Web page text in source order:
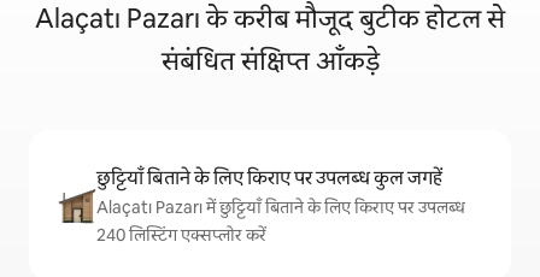
Alaçatı Pazarı के करीब मौजूद बुटीक होटल से
संबंधित संक्षिप्त आँकड़े
छुट्टियाँ बिताने के लिए किराए पर उपलब्ध कुल जगहें
Alaçatı Pazarı में छुट्टियाँ बिताने के लिए किराए पर उपलब्ध
240 लिस्टिंग एक्सप्लोर करें